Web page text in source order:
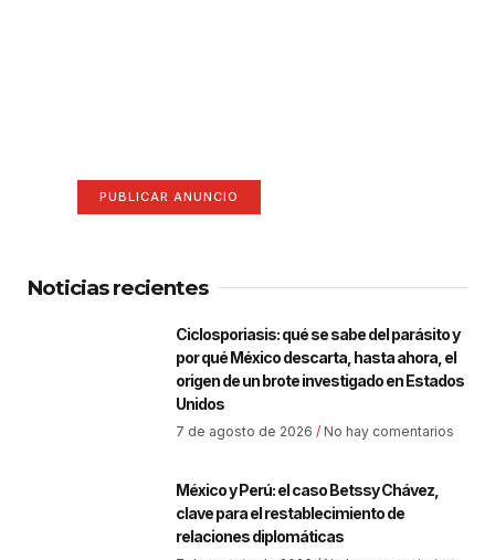
PUBLICAR ANUNCIO
Noticias recientes
Ciclosporiasis: qué se sabe del parásito y
por qué México descarta, hasta ahora, el
origen de un brote investigado en Estados
Unidos
7 de agosto de 2026 No hay comentarios
México y Perú: el caso Betssy Chávez,
clave para el restablecimiento de
relaciones diplomáticas